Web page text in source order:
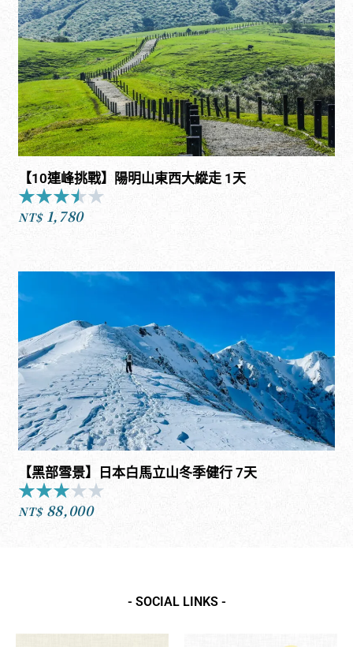
NT$209,800
【10連峰挑戰】陽明山東西大縱走 1天
★★★★★
5
NT$ 1,780
【黑部雪景】日本白馬立山冬季健行 7天
★★★★★
NT$ 88,000
- SOCIAL LINKS -